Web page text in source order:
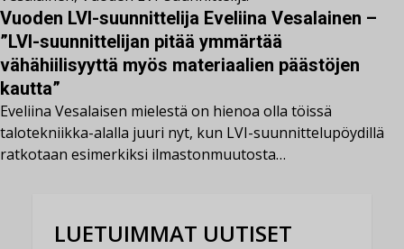
Vuoden LVI-suunnittelija Eveliina Vesalainen –
”LVI-suunnittelijan pitää ymmärtää
vähähiilisyyttä myös materiaalien päästöjen
kautta”
Eveliina Vesalaisen mielestä on hienoa olla töissä
talotekniikka-alalla juuri nyt, kun LVI-suunnittelupöydillä
ratkotaan esimerkiksi ilmastonmuutosta…
LUETUIMMAT UUTISET